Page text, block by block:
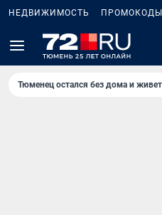
НЕДВИЖИМОСТЬ ПРОМОКОДЫ
Тюменец остался без дома и